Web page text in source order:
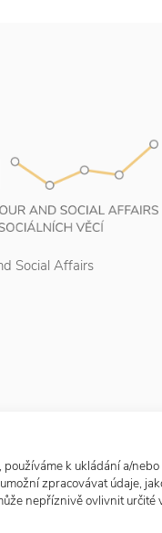
k ukládání a/
zpracovávat údaje,
nepříznivě ovlivnit určité
Social Affairs